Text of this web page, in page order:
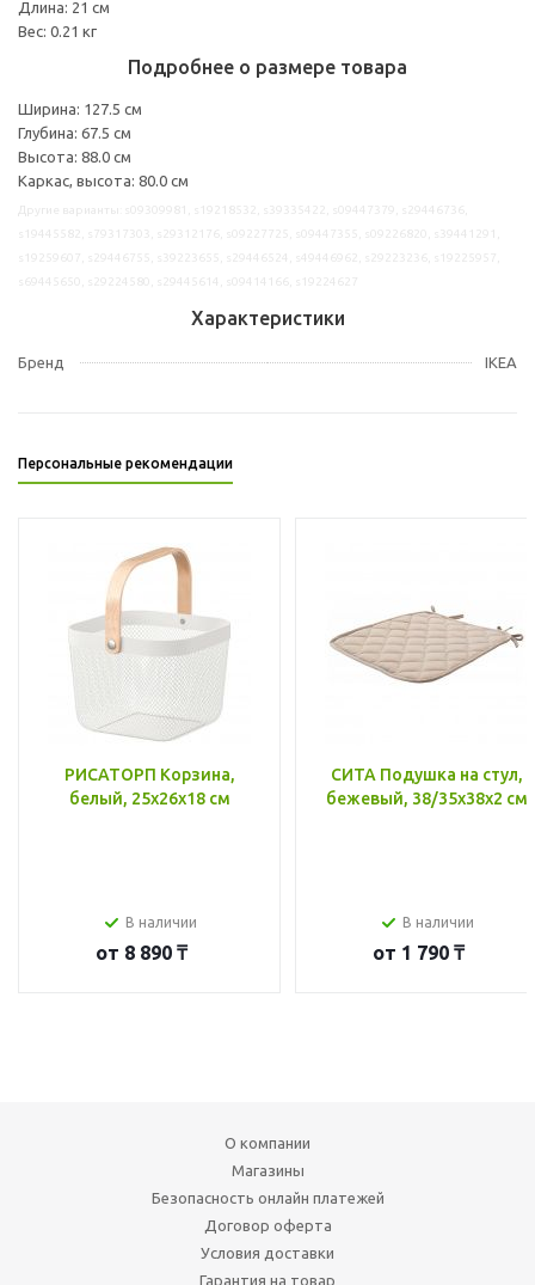
Длина: 21 см
Вес: 0.21 кг
Подробнее о размере товара
Ширина: 127.5 см
Глубина: 67.5 см
Высота: 88.0 см
Каркас, высота: 80.0 см
Характеристики
Бренд IKEA
Персональные рекомендации
РИСАТОРП Корзина,
белый, 25x26x18 см
В наличии
от 8 890 ₸
СИТА Подушка на стул,
бежевый, 38/35x38x2 см
В наличии
от 1 790 ₸
О компании
Магазины
Безопасность онлайн платежей
Договор оферта
Условия доставки
Гарантия на товар